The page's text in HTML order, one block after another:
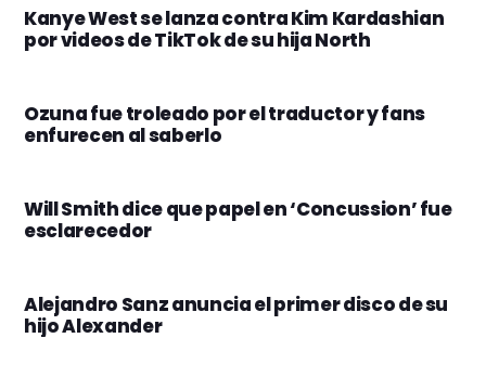
Kanye West se lanza contra Kim Kardashian
por videos de TikTok de su hija North
Ozuna fue troleado por el traductor y fans
enfurecen al saberlo
Will Smith dice que papel en ‘Concussion’ fue
esclarecedor
Alejandro Sanz anuncia el primer disco de su
hijo Alexander